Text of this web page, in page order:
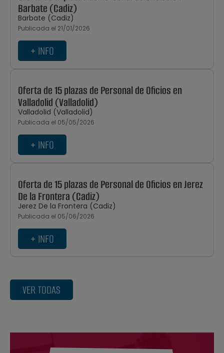
Barbate (Cadiz)
Barbate (Cadiz)
Publicada el 21/01/2026
+ INFO
Oferta de 15 plazas de Personal de Oficios en
Valladolid (Valladolid)
Valladolid (Valladolid)
Publicada el 05/05/2026
+ INFO
Oferta de 15 plazas de Personal de Oficios en Jerez
De la Frontera (Cadiz)
Jerez De la Frontera (Cadiz)
Publicada el 05/06/2026
+ INFO
VER TODAS